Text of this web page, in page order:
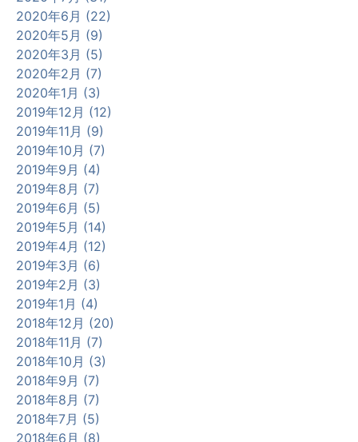
2020年6月 (22)
2020年5月 (9)
2020年3月 (5)
2020年2月 (7)
2020年1月 (3)
2019年12月 (12)
2019年11月 (9)
2019年10月 (7)
2019年9月 (4)
2019年8月 (7)
2019年6月 (5)
2019年5月 (14)
2019年4月 (12)
2019年3月 (6)
2019年2月 (3)
2019年1月 (4)
2018年12月 (20)
2018年11月 (7)
2018年10月 (3)
2018年9月 (7)
2018年8月 (7)
2018年7月 (5)
2018年6月 (8)